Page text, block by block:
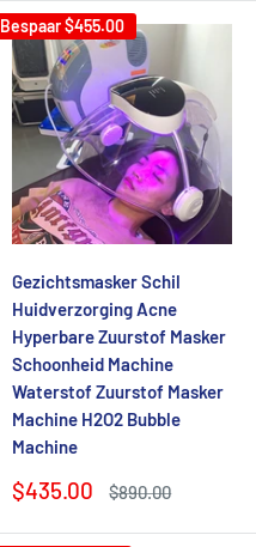
Bespaar$455.00
Gezichtsmasker Schil
Huidverzorging Acne
Hyperbare Zuurstof Masker
Schoonheid Machine
Waterstof Zuurstof Masker
Machine H2O2 Bubble
Machine
Verkoopprijs
$435.00
Normale
$890.00